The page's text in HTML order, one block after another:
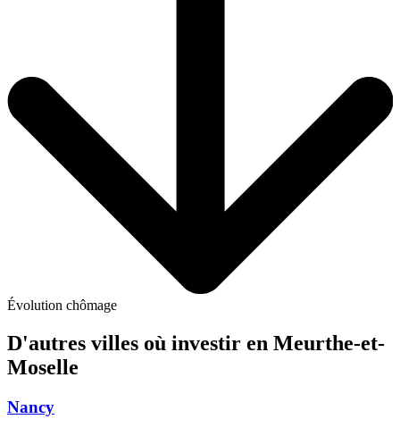
Évolution chômage
D'autres villes où investir en Meurthe-et-
Moselle
Nancy